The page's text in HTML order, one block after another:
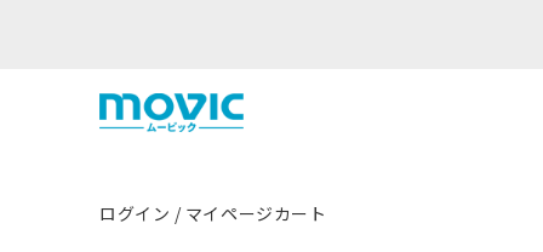
ログイン / マイページカート